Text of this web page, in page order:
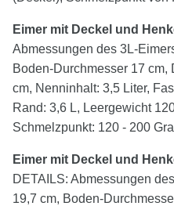
Eimer mit Deckel und
Abmessungen des 3L-
Boden-Durchmesser 17 cm,
cm, Nenninhalt: 3,5 Liter,
Rand: 3,6 L, Leergewicht
Schmelzpunkt: 120 - 200
Eimer mit Deckel und
DETAILS: Abmessungen
19,7 cm, Boden-